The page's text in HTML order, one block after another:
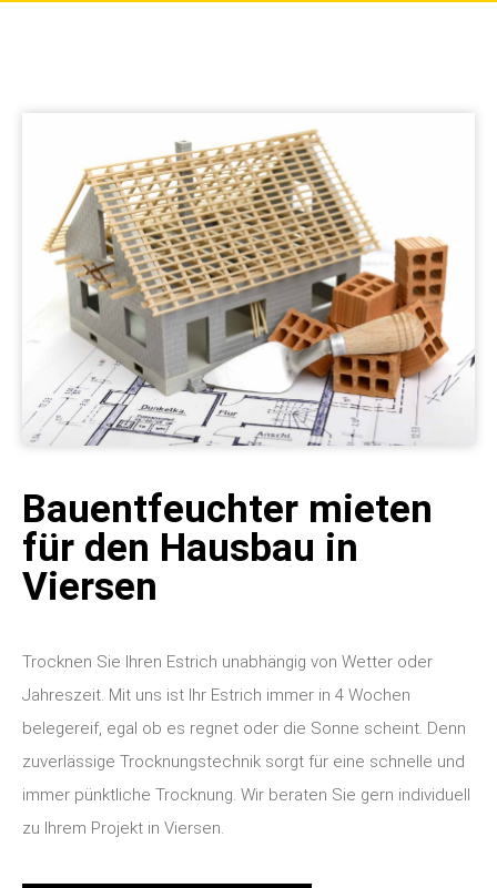
Bauentfeuchter mieten
für den Hausbau in
Viersen
Trocknen Sie Ihren Estrich unabhängig von Wetter oder
Jahreszeit. Mit uns ist Ihr Estrich immer in 4 Wochen
belegereif, egal ob es regnet oder die Sonne scheint. Denn
zuverlässige Trocknungstechnik sorgt für eine schnelle und
immer pünktliche Trocknung. Wir beraten Sie gern individuell
zu Ihrem Projekt in Viersen.